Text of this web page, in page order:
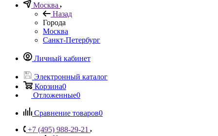
Москва
Назад
Города
Москва
Санкт-Петербург
Личный кабинет
Электронный каталог
Корзина0
Отложенные0
Сравнение товаров0
+7 (495) 988-29-21